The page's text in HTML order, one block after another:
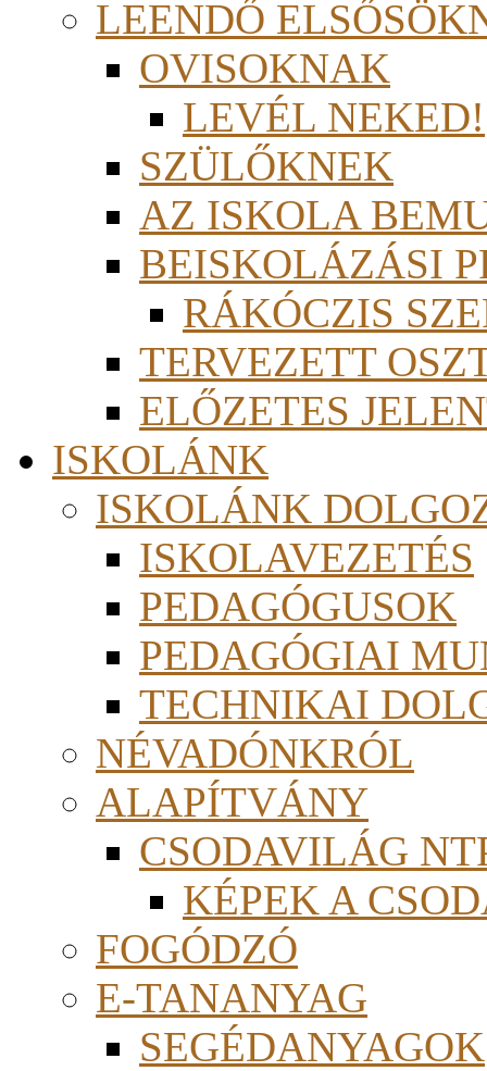
LEENDŐ
OVISOKNAK
LEVÉL NEKED!
SZÜLŐKNEK
AZ ISKOLA
BEISKOLÁZÁSI
RÁKÓCZIS
TERVEZETT
ELŐZETES
ISKOLÁNK
ISKOLÁNK
ISKOLAVEZETÉS
PEDAGÓGUSOK
PEDAGÓGIAI
TECHNIKAI
NÉVADÓNKRÓL
ALAPÍTVÁNY
CSODAVILÁG
KÉPEK A
FOGÓDZÓ
E-TANANYAG
SEGÉDANYAGOK